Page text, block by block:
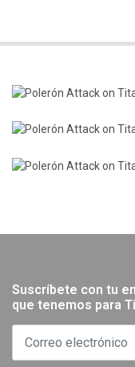
Suscríbete con tu
que tenemos para Ti